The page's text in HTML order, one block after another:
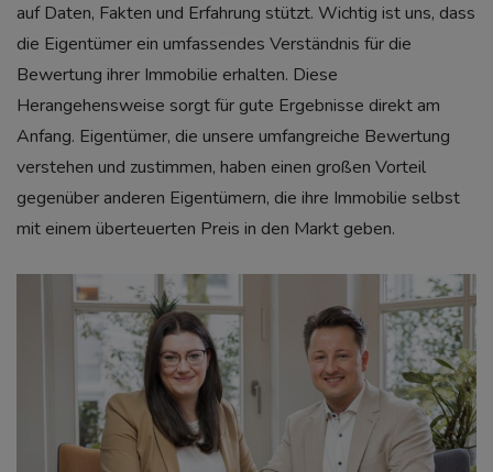
auf Daten, Fakten und Erfahrung stützt. Wichtig ist uns, dass
die Eigentümer ein umfassendes Verständnis für die
Bewertung ihrer Immobilie erhalten. Diese
Herangehensweise sorgt für gute Ergebnisse direkt am
Anfang. Eigentümer, die unsere umfangreiche Bewertung
verstehen und zustimmen, haben einen großen Vorteil
gegenüber anderen Eigentümern, die ihre Immobilie selbst
mit einem überteuerten Preis in den Markt geben.